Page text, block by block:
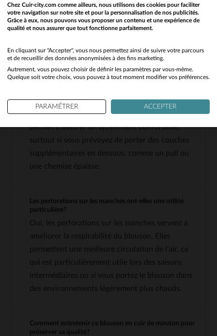
souplesse, sa légèreté et son grain fin. Il est
également très résistant tout en restant
confortable à porter, ce qui le rend idéal pour un
Pourquoi est-il conseillé de prendre une taille au-dessus
La coupe slim est conçue pour épouser les
formes du corps. Prendre une taille au-dessus
permet d’assurer un ajustement confortable,
surtout si vous prévoyez de porter des couches
supplémentaires en dessous, comme un pull ou
une chemise épaisse.
Les perforations sur les manches ont-elles une utilité
particulière?
Oui, les perforations sur les manches servent à
améliorer la respirabilité du blouson. Elles
permettent une meilleure circulation de l’air, ce
qui est particulièrement utile lors des saisons
intermédiaires ou si vous portez le blouson dans
des environnements légèrement plus chauds.
Comment entretenir ce blouson en cuir de mouton pour
préserver sa qualité?
Would you like to be redirected to our English site?
No
Yes
Chez Cuir-city.com comme ailleurs, nous utilisons des cookies pour faciliter
votre navigation sur notre site et pour la personnalisation de nos publicités.
Grâce à eux, nous pouvons vous proposer un contenu et une expérience de
qualité et nous assurer que tout fonctionne parfaitement.
En cliquant sur "Accepter", vous nous permettez ainsi de suivre votre parcours
et de recueillir des données anonymisées à des fins marketing.
Autrement, vous pouvez choisir de définir les paramètres par vous-même.
Quelque soit votre choix, vous pouvez à tout moment modifier vos préférences.
PARAMÉTRER ACCEPTER